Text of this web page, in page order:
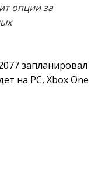
опции за
запланировал
на PC, Xbox One